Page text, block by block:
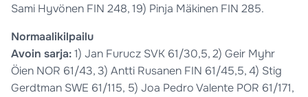
Sami Hyvönen FIN 248, 19) Pinja Mäkinen FIN 285.
Normaalikilpailu
Avoin sarja:1) Jan Furucz SVK 61/30,5, 2) Geir Myhr
Öien NOR 61/43, 3) Antti Rusanen FIN 61/45,5, 4) Stig
Gerdtman SWE 61/115, 5) Joa Pedro Valente POR 61/171,